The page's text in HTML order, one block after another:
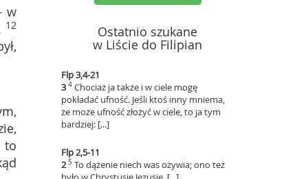
w
12
to
Ostatnio szukane
w Liście do Filipian
Flp 3,4-21
34 Chociaż ja także i w ciele mogę
pokładać ufność. Jeśli ktoś inny mniema,
że może ufność złożyć w ciele, to ja tym
bardziej: [...]
Flp 2,5-11
25 To dążenie niech was ożywia; ono też